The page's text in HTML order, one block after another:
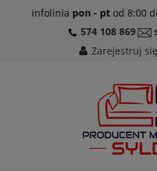
infolinia pon - ptod 8:00
574 108 869
Zarejestruj się